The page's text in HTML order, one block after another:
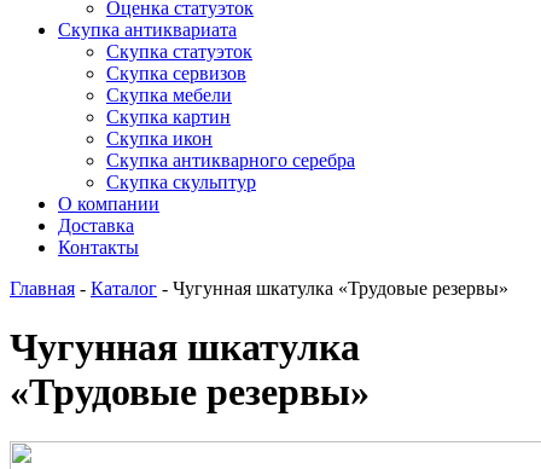
Оценка статуэток
Скупка антиквариата
Скупка статуэток
Скупка сервизов
Скупка мебели
Скупка картин
Скупка икон
Скупка антикварного серебра
Скупка скульптур
О компании
Доставка
Контакты
Главная - Каталог - Чугунная шкатулка «Трудовые резервы»
Чугунная шкатулка
«Трудовые резервы»